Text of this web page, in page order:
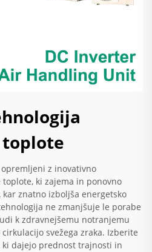
z inovativno
ki zajema in ponovno
znatno izboljša energetsko
ne zmanjšuje le porabe
k zdravnejšemu notranjemu
svežega zraka. Izberite
ki dajejo prednost trajnosti in